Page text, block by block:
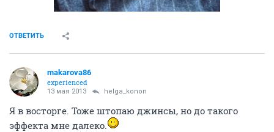
ОТВЕТИТЬ
makarova86
experienced
13 мая 2013 helga_konon
Я в восторге. Тоже штопаю джинсы, но до такого
эффекта мне далеко.